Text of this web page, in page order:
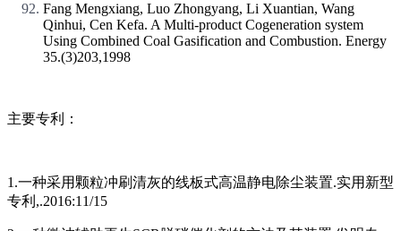
Fang Mengxiang, Luo Zhongyang, Li Xuantian, Wang
Qinhui, Cen Kefa. A Multi-product Cogeneration system
Using Combined Coal Gasification and Combustion. Energy
35.(3)203,1998
主要专利：
1.一种采用颗粒冲刷清灰的线板式高温静电除尘装置.实用新型
专利,.2016:11/15